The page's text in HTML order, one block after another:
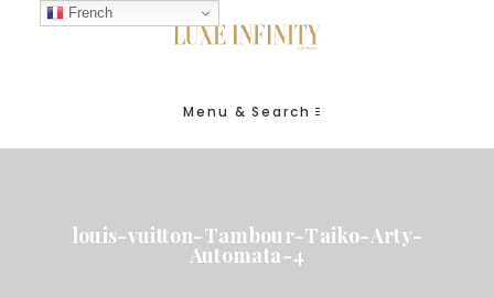
Menu & Search
louis-vuitton-Tambour-Taiko-Arty-
Automata-4
French